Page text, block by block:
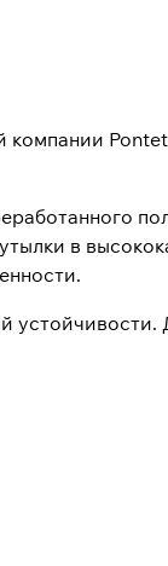
компании
в